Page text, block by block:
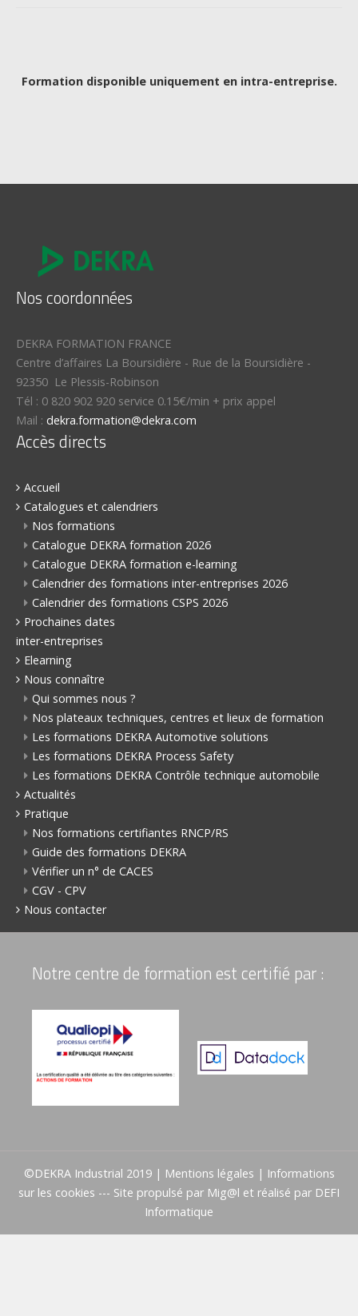
Formation disponible uniquement en intra-entreprise.
Nos coordonnées
DEKRA FORMATION FRANCE
Centre d’affaires La Boursidière - Rue de la Boursidière -
92350 Le Plessis-Robinson
Tél : 0 820 902 920 service 0.15€/min + prix appel
Mail : dekra.formation@dekra.com
Accès directs
Accueil
Catalogues et calendriers
Nos formations
Catalogue DEKRA formation 2026
Catalogue DEKRA formation e-learning
Calendrier des formations inter-entreprises 2026
Calendrier des formations CSPS 2026
Prochaines dates
inter-entreprises
Elearning
Nous connaître
Qui sommes nous ?
Nos plateaux techniques, centres et lieux de formation
Les formations DEKRA Automotive solutions
Les formations DEKRA Process Safety
Les formations DEKRA Contrôle technique automobile
Actualités
Pratique
Nos formations certifiantes RNCP/RS
Guide des formations DEKRA
Vérifier un n° de CACES
CGV - CPV
Nous contacter
Notre centre de formation est certifié par :
©DEKRA Industrial 2019 | Mentions légales | Informations
sur les cookies --- Site propulsé par Mig@l et réalisé par DEFI
Informatique